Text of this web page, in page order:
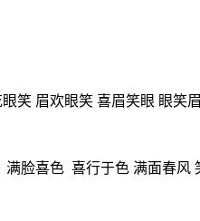
笑 眉欢眼笑 喜眉笑眼 眼笑
脸喜色 喜行于色 满面春风